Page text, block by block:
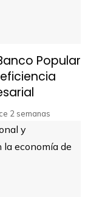
Popular
2 semanas